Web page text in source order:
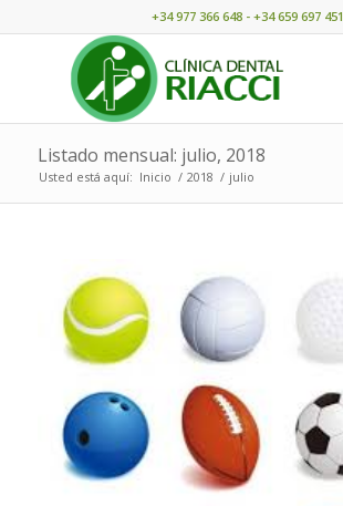
+34 977 366 648 - +34 659 697 451
Listado mensual: julio, 2018
Usted está aquí: Inicio / 2018 / julio